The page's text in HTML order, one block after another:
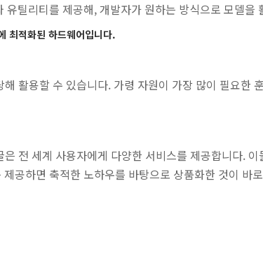
틸리티를 제공해, 개발자가 원하는 방식으로 모델을
적화된 하드웨어입니다.
활용할 수 있습니다. 가령 자원이 가장 많이 필요한
전 세계 사용자에게 다양한 서비스를 제공합니다.
공하면 축적한 노하우를 바탕으로 상품화한 것이